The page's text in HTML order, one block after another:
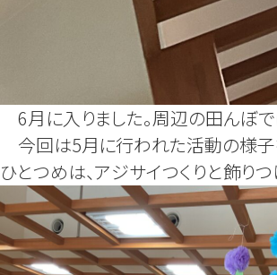
6月に入りました。周辺の田んぼ
今回は5月に行われた活動の様子
ひとつめは、アジサイつくりと飾りつ